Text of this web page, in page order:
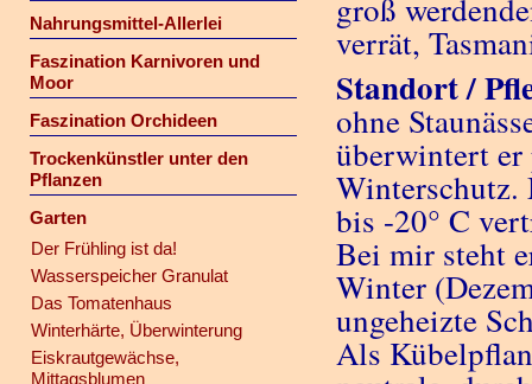
Nahrungsmittel-Allerlei
Faszination Karnivoren und
Moor
Faszination Orchideen
Trockenkünstler unter den
Pflanzen
Garten
Der Frühling ist da!
Wasserspeicher Granulat
Das Tomatenhaus
Winterhärte, Überwinterung
Eiskrautgewächse,
Mittagsblumen
groß
verrät,
Standort /
ohne
überwintert
bis -20° C
Bei mir steht
Winter
ungeheizte
Als